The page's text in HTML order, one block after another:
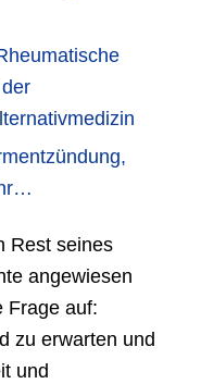
Rest seines
angewiesen
Frage auf:
zu erwarten und
und